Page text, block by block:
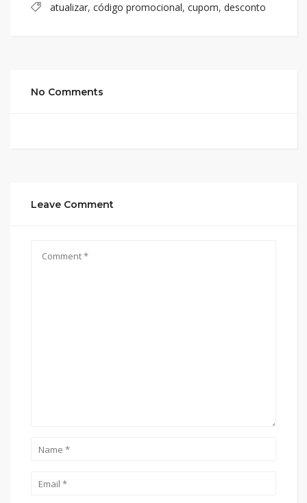
atualizar, código promocional, cupom, desconto
No Comments
Leave Comment